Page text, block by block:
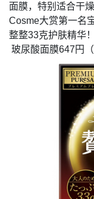
面膜，特别适合干
Cosme大赏第一名
整整33克护肤精华
玻尿酸面膜647円